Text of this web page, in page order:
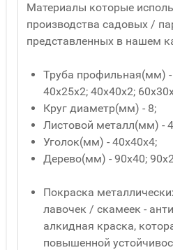
Материалы которые
производства садовых /
представленных в нашем
Труба профильная(мм) -
40x25x2; 40x40x2;
Круг диаметр(мм) - 8;
Листовой металл(мм) -
Уголок(мм) - 40x40x4;
Дерево(мм) - 90x40;
Покраска
лавочек / скамеек -
алкидная краска,
повышенной